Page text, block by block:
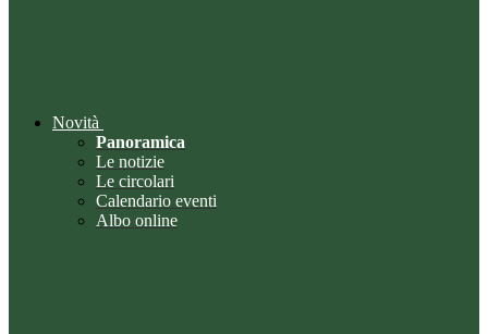
Novità
Panoramica
Le notizie
Le circolari
Calendario eventi
Albo online